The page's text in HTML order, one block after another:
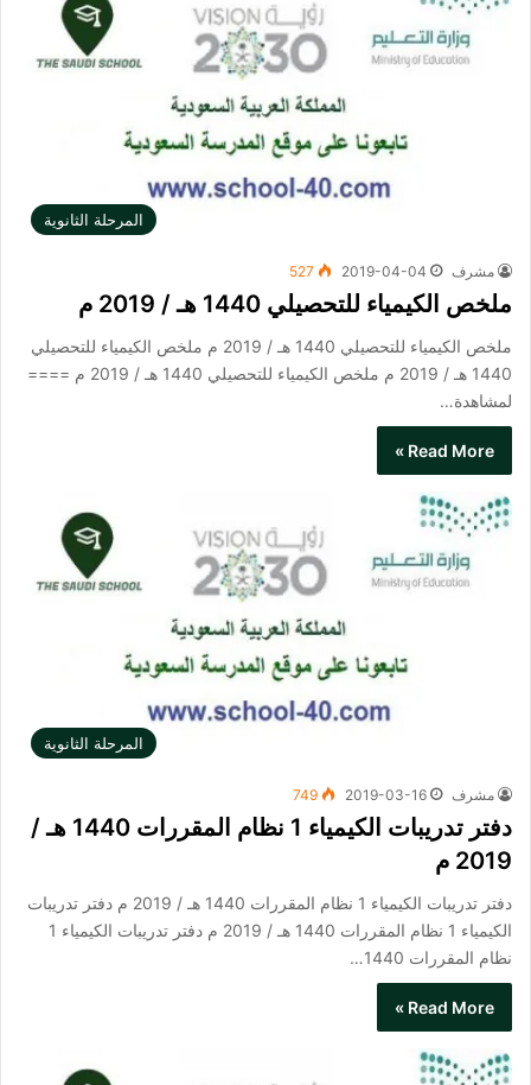
المرحلة الثانوية
مشرف 2019-04-04
527
ملخص الكيمياء للتحصيلي 1440 هـ / 2019 م
ملخص الكيمياء للتحصيلي 1440 هـ / 2019 م ملخص الكيمياء للتحصيلي
1440 هـ / 2019 م ملخص الكيمياء للتحصيلي 1440 هـ / 2019 م ====
لمشاهدة…
Read More »
المرحلة الثانوية
مشرف 2019-03-16
749
دفتر تدريبات الكيمياء 1 نظام المقررات 1440 هـ /
2019 م
دفتر تدريبات الكيمياء 1 نظام المقررات 1440 هـ / 2019 م دفتر تدريبات
الكيمياء 1 نظام المقررات 1440 هـ / 2019 م دفتر تدريبات الكيمياء 1
نظام المقررات 1440…
Read More »